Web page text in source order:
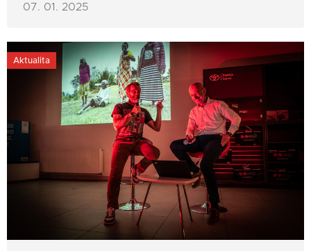
07. 01. 2025
Aktualita